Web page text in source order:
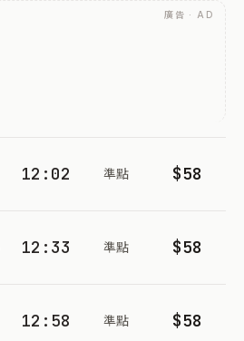
廣告 · AD
12:02 準點 $58
12:33 準點 $58
12:58 準點 $58